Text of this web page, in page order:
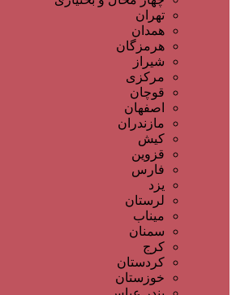
تهران
همدان
هرمزگان
شیراز
مرکزی
قوچان
اصفهان
مازندران
کیش
قزوین
فارس
یزد
لرستان
میناب
سمنان
کرج
کردستان
خوزستان